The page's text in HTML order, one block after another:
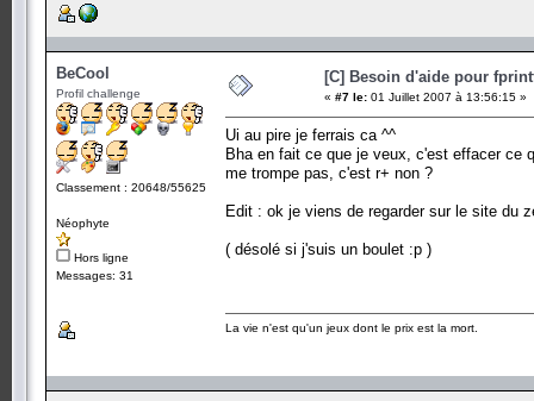
BeCool
Profil challenge
Classement : 20648/55625
Néophyte
Hors ligne
Messages: 31
[C] Besoin d'aide pour
« #7 le: 01 Juillet 2007 à 13:56:15 »
Ui au pire je ferrais ca ^^
Bha en fait ce que je veux, c'est effacer ce
me trompe pas, c'est r+ non ?
Edit : ok je viens de regarder sur le site du
( désolé si j'suis un boulet :p )
La vie n'est qu'un jeux dont le prix est la mort.